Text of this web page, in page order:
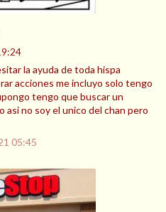
la ayuda de toda hispa
acciones me incluyo solo tengo
tengo que buscar un
asi no soy el unico del chan pero
05:45